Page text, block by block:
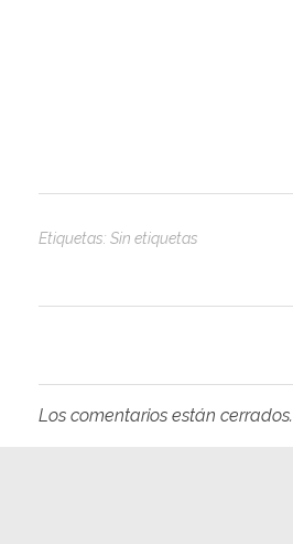
Etiquetas: Sin etiquetas
Los comentarios están cerrados.